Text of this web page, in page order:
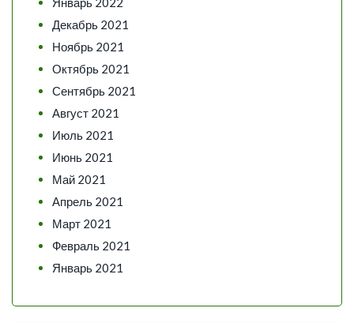
Декабрь 2021
Ноябрь 2021
Октябрь 2021
Сентябрь 2021
Август 2021
Июль 2021
Июнь 2021
Май 2021
Апрель 2021
Март 2021
Февраль 2021
Январь 2021